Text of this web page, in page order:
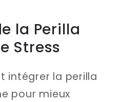
la Perilla
Stress
intégrer la perilla
pour mieux